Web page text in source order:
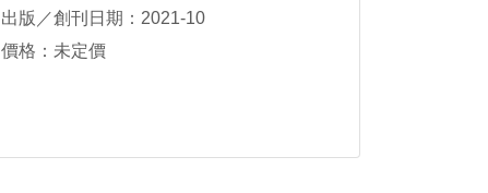
出版／創刊日期：2021-10
價格：未定價